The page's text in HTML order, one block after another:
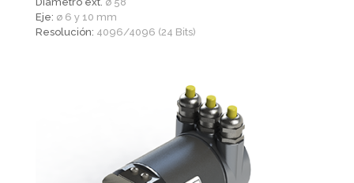
Eje: ø 6 y 10 mm
Resolución: 4096/4096 (24 Bits)